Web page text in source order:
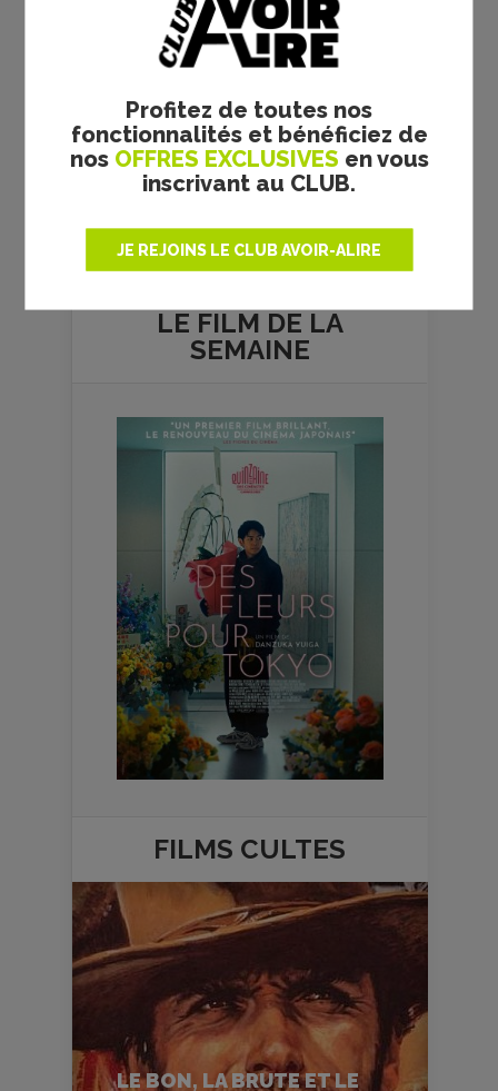
Profitez de toutes nos
fonctionnalités et bénéficiez de
nos OFFRES EXCLUSIVES en vous
inscrivant au CLUB.
JE REJOINS LE CLUB AVOIR-ALIRE
LE FILM DE LA
SEMAINE
FILMS CULTES
LE BON, LA BRUTE ET LE